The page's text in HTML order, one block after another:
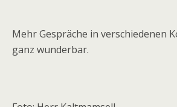
Mehr Gespräche in verschiedenen
ganz wunderbar.